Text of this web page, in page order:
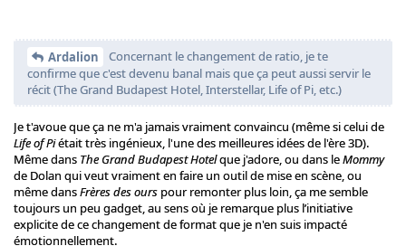
Ardalion
Concernant le changement de ratio, je te
confirme que c'est devenu banal mais que ça peut aussi servir le
récit (The Grand Budapest Hotel, Interstellar, Life of Pi, etc.)
Je t'avoue que ça ne m'a jamais vraiment convaincu (même si celui de
Life of Piétait très ingénieux, l'une des meilleures idées de l'ère 3D).
Même dans The Grand Budapest Hotelque j'adore, ou dans leMommy
de Dolan qui veut vraiment en faire un outil de mise en scène, ou
même dansFrères des ours pour remonter plus loin, ça me semble
toujours un peu gadget, au sens où je remarque plus l’initiative
explicite de ce changement de format que je n'en suis impacté
émotionnellement.